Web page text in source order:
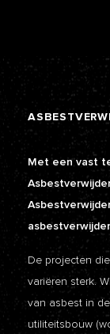
Met een vast
De projecten
variëren sterk.
van asbest in
utiliteitsbouw